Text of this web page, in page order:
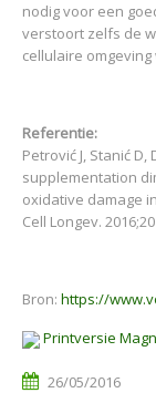
nodig voor een
verstoort zelfs de
cellulaire
Referentie:
Petrović J, Stanić
supplementation
oxidative damage
Cell Longev.
Bron: https://
Printversie
26/05/2016